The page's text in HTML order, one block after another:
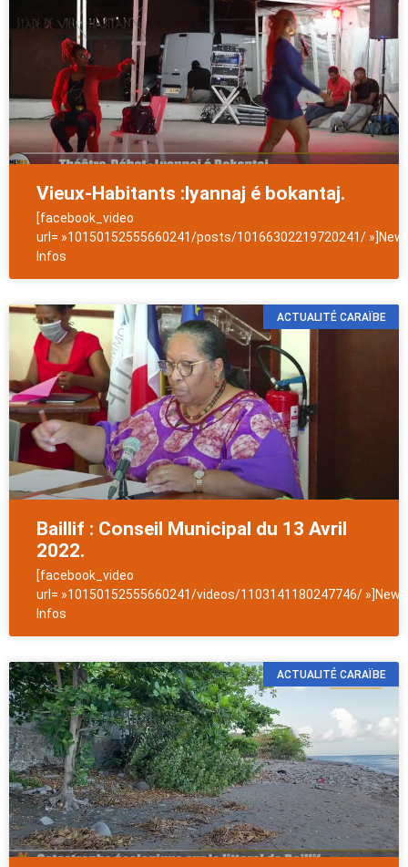
Vieux-Habitants :lyannaj é bokantaj.
[facebook_video
url= »10150152555660241/posts/10166302219720241/
Infos
ACTUALITÉ CARAÏBE
Baillif : Conseil Municipal du 13 Avril
2022.
[facebook_video
url= »10150152555660241/videos/1103141180247746/
Infos
ACTUALITÉ CARAÏBE